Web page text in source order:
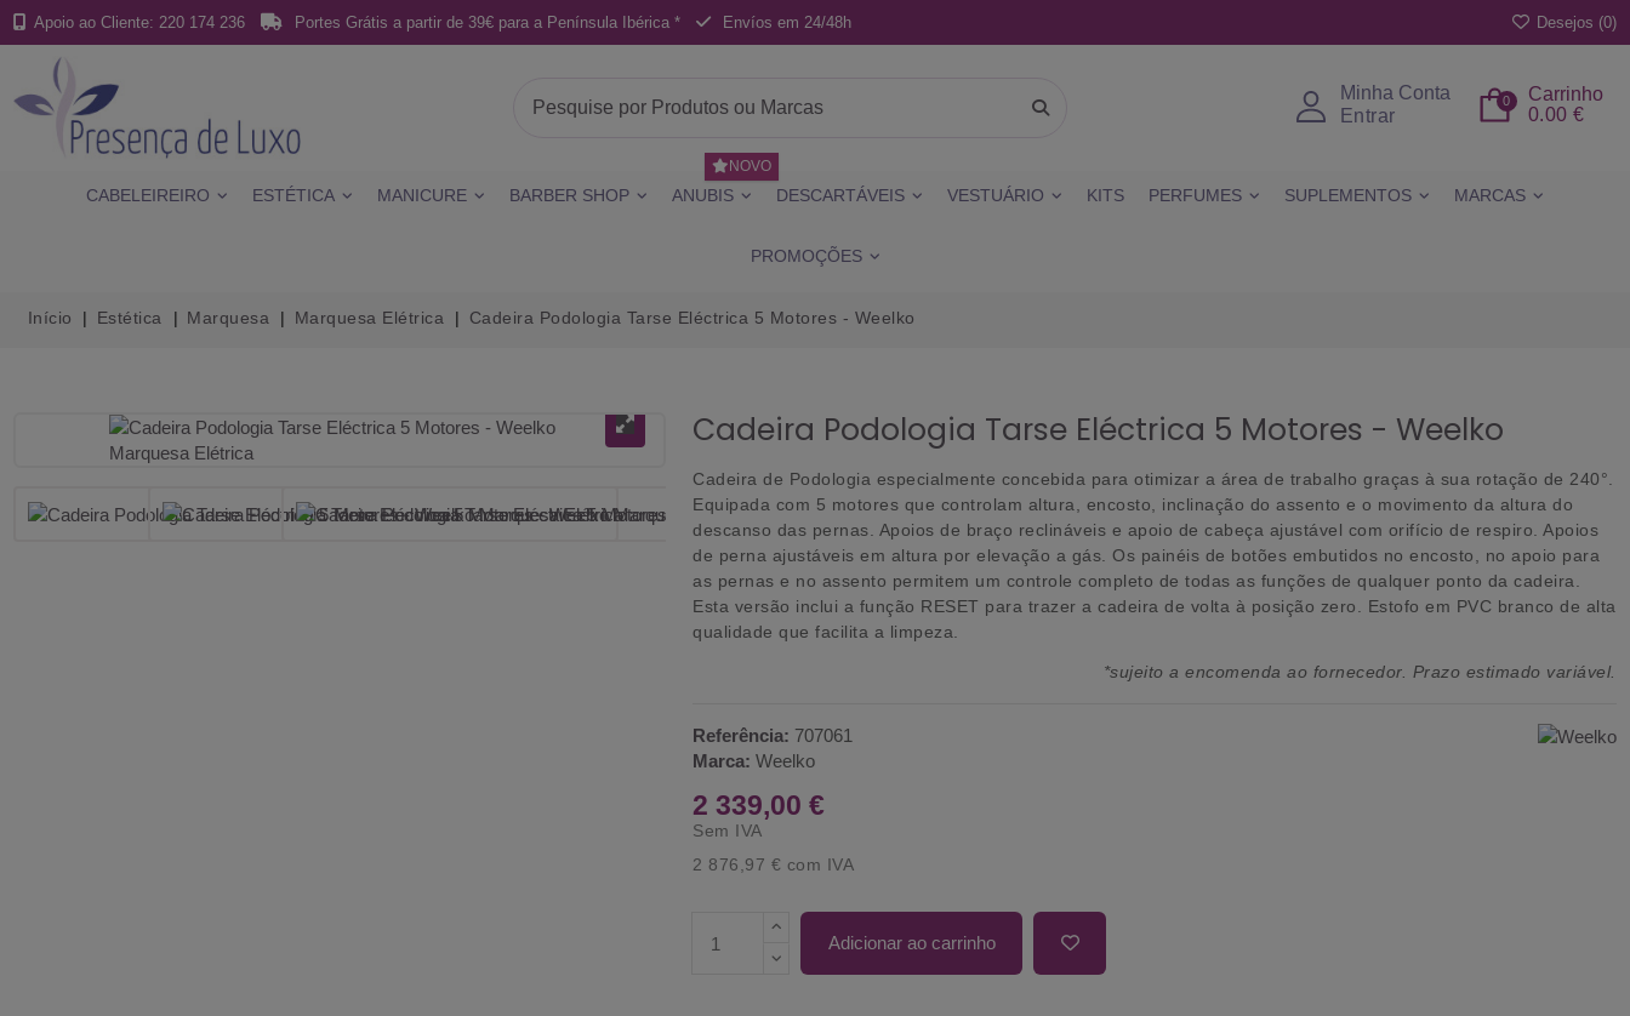
Apoio ao Cliente: 220 174 236 Portes Grátis a partir de 39€ para a Península Ibérica * Envíos em 24/48h Desejos (0)
Minha Conta
Entrar
Carrinho
0
0.00 €
CABELEIREIRO ESTÉTICA MANICURE BARBER SHOP ANUBIS
NOVO
DESCARTÁVEIS VESTUÁRIO KITS PERFUMES SUPLEMENTOS MARCAS
PROMOÇÕES
Início Estética Marquesa Marquesa Elétrica Cadeira Podologia Tarse Eléctrica 5 Motores - Weelko
Cadeira Podologia Tarse Eléctrica 5 Motores - Weelko
Cadeira de Podologia especialmente concebida para otimizar a área de trabalho graças à sua rotação de 240°.
Equipada com 5 motores que controlam altura, encosto, inclinação do assento e o movimento da altura do
descanso das pernas. Apoios de braço reclináveis e apoio de cabeça ajustável com orifício de respiro. Apoios
de perna ajustáveis em altura por elevação a gás. Os painéis de botões embutidos no encosto, no apoio para
as pernas e no assento permitem um controle completo de todas as funções de qualquer ponto da cadeira.
Esta versão inclui a função RESET para trazer a cadeira de volta à posição zero. Estofo em PVC branco de alta
qualidade que facilita a limpeza.
*sujeito a encomenda ao fornecedor. Prazo estimado variável.
Referência: 707061
Marca: Weelko
2 339,00 €
Sem IVA
2 876,97 € com IVA
Adicionar ao carrinho